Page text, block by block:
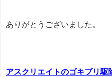
ありがとうございました。
アスクリエイトのゴキブリ駆